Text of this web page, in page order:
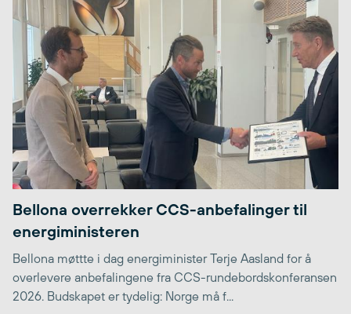
Bellona overrekker CCS-anbefalinger til
energiministeren
Bellona møttte i dag energiminister Terje Aasland for å
overlevere anbefalingene fra CCS-rundebordskonferansen
2026. Budskapet er tydelig: Norge må f...